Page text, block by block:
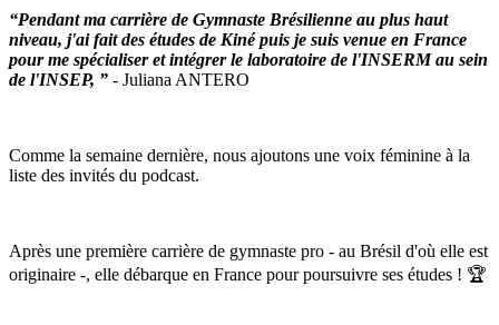
“Pendant ma carrière de Gymnaste Brésilienne au plus haut
niveau, j'ai fait des études de Kiné puis je suis venue en France
pour me spécialiser et intégrer le laboratoire de l'INSERM au sein
de l'INSEP, ” - Juliana ANTERO
Comme la semaine dernière, nous ajoutons une voix féminine à la
liste des invités du podcast.
Après une première carrière de gymnaste pro - au Brésil d'où elle est
originaire -, elle débarque en France pour poursuivre ses études ! 🏆